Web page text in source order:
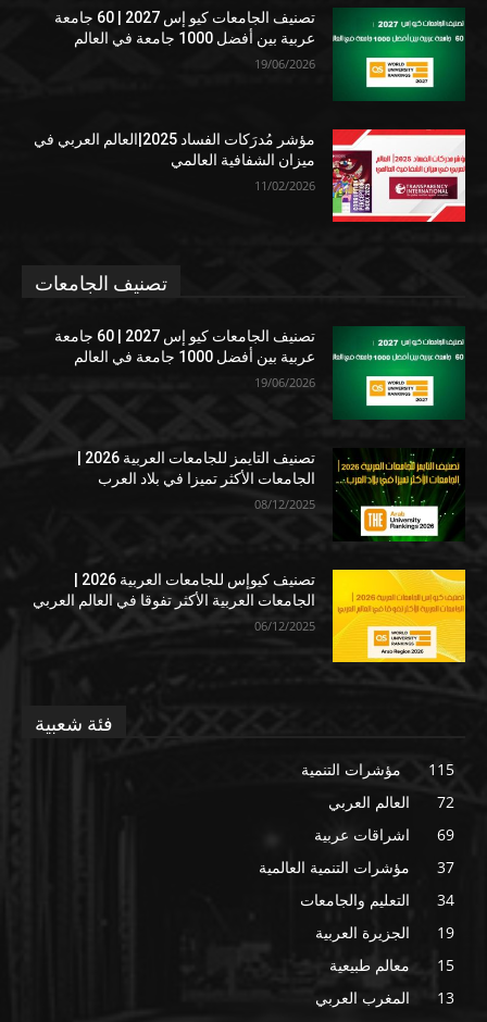
تصنيف الجامعات كيو إس 2027 | 60 جامعة
عربية بين أفضل 1000 جامعة في العالم
19/06/2026
مؤشر مُدرَكات الفساد 2025|العالم العربي في
ميزان الشفافية العالمي
11/02/2026
تصنيف الجامعات
تصنيف الجامعات كيو إس 2027 | 60 جامعة
عربية بين أفضل 1000 جامعة في العالم
19/06/2026
الجامعات الأكثر تميزا في بلاد العرب
08/12/2025
الجامعات العربية الأكثر تفوقا في العالم العربي
06/12/2025
فئة شعبية
مؤشرات التنمية
115
العالم العربي
72
اشراقات عربية
69
مؤشرات التنمية العالمية
37
التعليم والجامعات
34
الجزيرة العربية
19
معالم طبيعية
15
المغرب العربي
13